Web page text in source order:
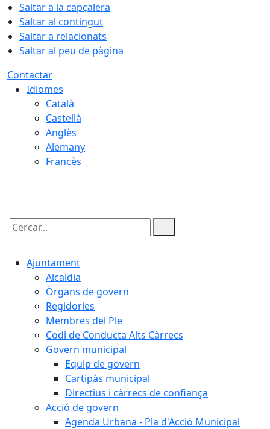
Saltar a la capçalera
Saltar al contingut
Saltar a relacionats
Saltar al peu de pàgina
Contactar
Idiomes
Català
Castellà
Anglès
Alemany
Francès
Cercar:
Ajuntament
Alcaldia
Òrgans de govern
Regidories
Membres del Ple
Codi de Conducta Alts Càrrecs
Govern municipal
Equip de govern
Cartipàs municipal
Directius i càrrecs de confiança
Acció de govern
Agenda Urbana - Pla d'Acció Municipal